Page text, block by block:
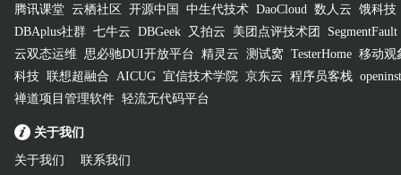
腾讯课堂 云栖社区 开源中国 中生代技术 DaoCloud 数人云 饿科技
DBAplus社群 七牛云 DBGeek 又拍云 美团点评技术团
SegmentFault
云双态运维 思必驰DUI开放平台 精灵云 测试窝 TesterHome 移动观
科技 联想超融合 AICUG 宜信技术学院 京东云 程序员客栈
禅道项目管理软件 轻流无代码平台
关于我们
关于我们 联系我们